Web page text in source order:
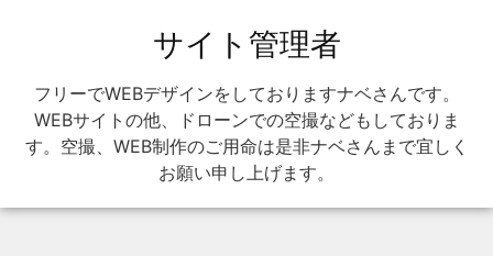
サイト管理者
フリーでWEBデザインをしておりますナベさんです。
WEBサイトの他、ドローンでの空撮などもしておりま
す。空撮、WEB制作のご用命は是非ナベさんまで宜しく
お願い申し上げます。